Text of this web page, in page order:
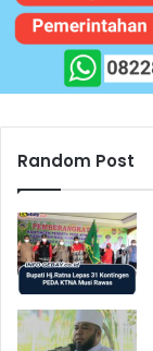
Random Post